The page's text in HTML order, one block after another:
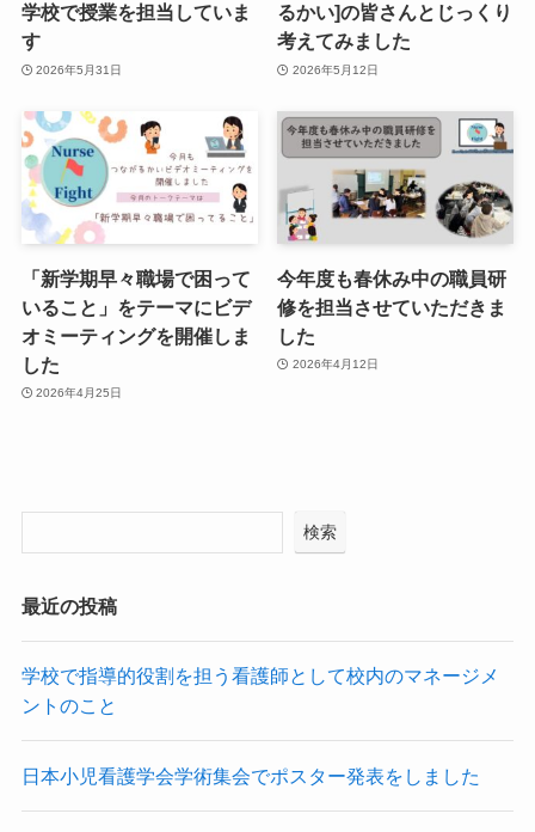
学校で授業を担当していま
す
2026年5月31日
るかい]の皆さんとじっくり
考えてみました
2026年5月12日
「新学期早々職場で困って
いること」をテーマにビデ
オミーティングを開催しま
した
2026年4月25日
今年度も春休み中の職員研
修を担当させていただきま
した
2026年4月12日
検索
最近の投稿
学校で指導的役割を担う看護師として校内のマネージメ
ントのこと
日本小児看護学会学術集会でポスター発表をしました